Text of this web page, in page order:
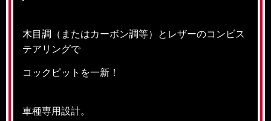
木目調（またはカーボン調等）とレザーのコンビス
テアリングで
コックピットを一新！
車種専用設計。